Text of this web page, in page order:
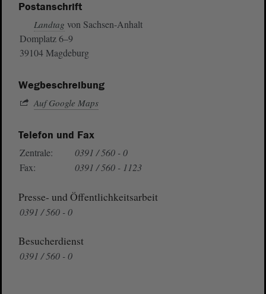
Postanschrift
Landtag von Sachsen-Anhalt
Domplatz 6–9
39104 Magdeburg
Wegbeschreibung
Auf Google Maps
Telefon und Fax
Zentrale:
0391 / 560 - 0
Fax:
0391 / 560 - 1123
Presse- und Öffentlichkeitsarbeit
0391 / 560 - 0
Besucherdienst
0391 / 560 - 0